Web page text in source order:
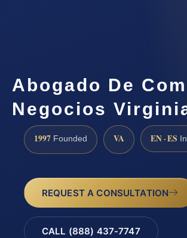
Abogado De
Negocios
1997 Founded VA EN · ES
REQUEST A CONSULTATION
CALL (888) 437-7747